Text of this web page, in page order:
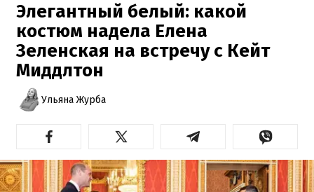
Элегантный белый: какой
костюм надела Елена
Зеленская на встречу с Кейт
Миддлтон
Ульяна Журба